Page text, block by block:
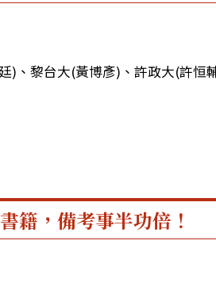
) 、 黎台大(黃博彥) 、 許政大(許恒
籍，備考事半功倍！